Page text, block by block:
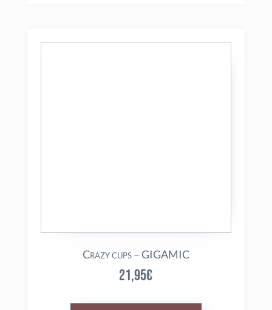
Crazy cups – GIGAMIC
21,95€